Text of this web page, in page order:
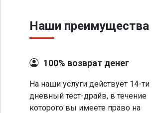
Наши преимущества
100% возврат денег
На наши услуги действует 14-ти
дневный тест-драйв, в течение
которого вы имеете право на